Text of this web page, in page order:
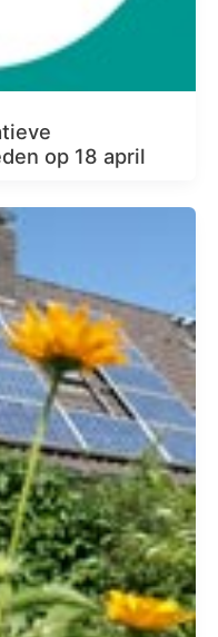
op 18 april